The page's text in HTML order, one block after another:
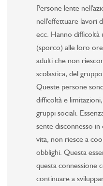
Persone lente
nell'effettuare lavori
ecc. Hanno difficoltà
(sporco) alle loro
adulti che non
scolastica, del
Queste persone
difficoltà e
gruppi sociali.
sente disconnesso
vita, non riesce a
obblighi. Questa
questa connessione
continuare a